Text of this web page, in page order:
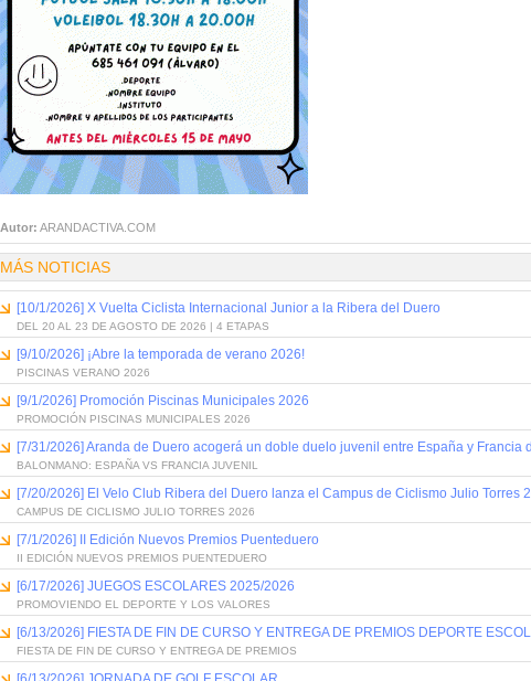
Autor: ARANDACTIVA.COM
MÁS NOTICIAS
[10/1/2026] X Vuelta Ciclista Internacional Junior a la Ribera del Duero
DEL 20 AL 23 DE AGOSTO DE 2026 | 4 ETAPAS
[9/10/2026] ¡Abre la temporada de verano 2026!
PISCINAS VERANO 2026
[9/1/2026] Promoción Piscinas Municipales 2026
PROMOCIÓN PISCINAS MUNICIPALES 2026
[7/31/2026] Aranda de Duero acogerá un doble duelo juvenil entre España y Francia
BALONMANO: ESPAÑA VS FRANCIA JUVENIL
[7/20/2026] El Velo Club Ribera del Duero lanza el Campus de Ciclismo Julio Torres
CAMPUS DE CICLISMO JULIO TORRES 2026
[7/1/2026] II Edición Nuevos Premios Puenteduero
II EDICIÓN NUEVOS PREMIOS PUENTEDUERO
[6/17/2026] JUEGOS ESCOLARES 2025/2026
PROMOVIENDO EL DEPORTE Y LOS VALORES
[6/13/2026] FIESTA DE FIN DE CURSO Y ENTREGA DE PREMIOS DEPORTE
FIESTA DE FIN DE CURSO Y ENTREGA DE PREMIOS